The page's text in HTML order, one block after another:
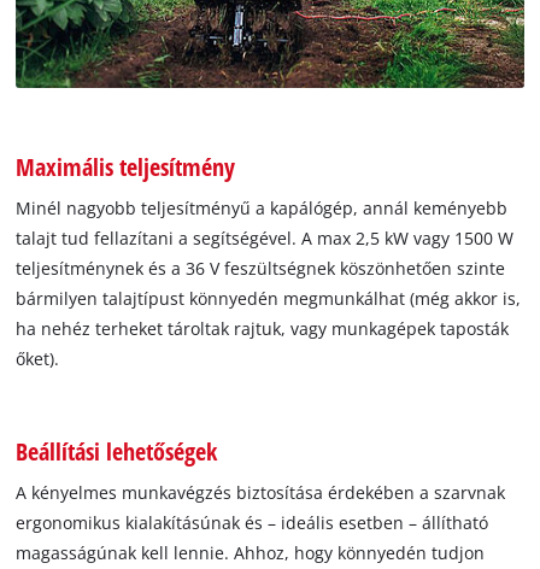
Maximális teljesítmény
Minél nagyobb teljesítményű a kapálógép, annál keményebb
talajt tud fellazítani a segítségével. A max 2,5 kW vagy 1500 W
teljesítménynek és a 36 V feszültségnek köszönhetően szinte
bármilyen talajtípust könnyedén megmunkálhat (még akkor is,
ha nehéz terheket tároltak rajtuk, vagy munkagépek taposták
őket).
Beállítási lehetőségek
A kényelmes munkavégzés biztosítása érdekében a szarvnak
ergonomikus kialakításúnak és – ideális esetben – állítható
magasságúnak kell lennie. Ahhoz, hogy könnyedén tudjon